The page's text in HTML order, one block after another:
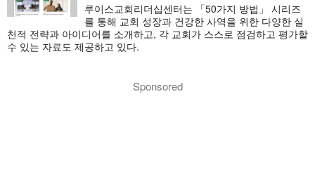
루이스교회리더십센터는 「50가지 방법」 시리즈
를 통해 교회 성장과 건강한 사역을 위한 다양한 실
천적 전략과 아이디어를 소개하고, 각 교회가 스스로 점검하고 평가할
수 있는 자료도 제공하고 있다.
Sponsored